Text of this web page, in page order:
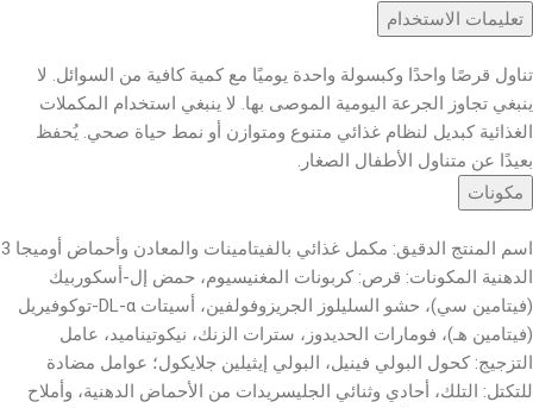
تعليمات الاستخدام
تناول قرصًا واحدًا وكبسولة واحدة يوميًا مع كمية كافية من السوائل. لا
ينبغي تجاوز الجرعة اليومية الموصى بها. لا ينبغي استخدام المكملات
الغذائية كبديل لنظام غذائي متنوع ومتوازن أو نمط حياة صحي. يُحفظ
بعيدًا عن متناول الأطفال الصغار.
مكونات
اسم المنتج الدقيق: مكمل غذائي بالفيتامينات والمعادن وأحماض أوميجا 3
الدهنية المكونات: قرص: كربونات المغنيسيوم، حمض إل-أسكوربيك
(فيتامين سي)، حشو السليلوز الجريزوفولفين، أسيتات DL-α-توكوفيريل
(فيتامين هـ)، فومارات الحديدوز، سترات الزنك، نيكوتيناميد، عامل
التزجيج: كحول البولي فينيل، البولي إيثيلين جلايكول؛ عوامل مضادة
للتكتل: التلك، أحادي وثنائي الجليسريدات من الأحماض الدهنية، وأملاح